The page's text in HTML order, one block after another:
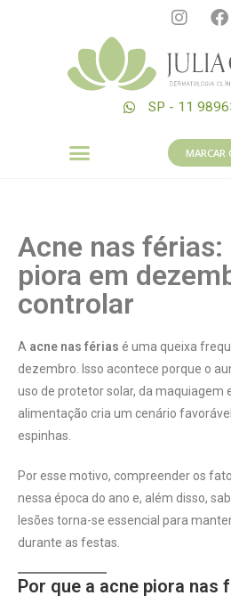
SP - 11
MARCAR
Acne nas férias:
piora em
controlar
A acne nas férias é uma queixa
dezembro. Isso acontece porque o
uso de protetor solar, da maquiagem
alimentação cria um cenário
espinhas.
Por esse motivo, compreender os
nessa época do ano e, além disso,
lesões torna-se essencial para
durante as festas.
Por que a acne piora nas